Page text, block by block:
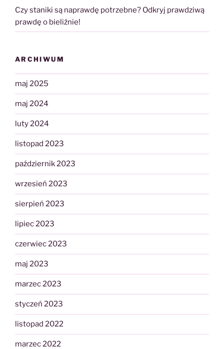
Czy staniki są naprawdę potrzebne? Odkryj prawdziwą
prawdę o bieliźnie!
ARCHIWUM
maj 2025
maj 2024
luty 2024
listopad 2023
październik 2023
wrzesień 2023
sierpień 2023
lipiec 2023
czerwiec 2023
maj 2023
marzec 2023
styczeń 2023
listopad 2022
marzec 2022